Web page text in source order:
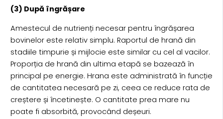
(3) După îngrășare
Amestecul de nutrienți necesar pentru îngrășarea
bovinelor este relativ simplu. Raportul de hrană din
stadiile timpurie și mijlocie este similar cu cel al vacilor.
Proporția de hrană din ultima etapă se bazează în
principal pe energie. Hrana este administrată în funcție
de cantitatea necesară pe zi, ceea ce reduce rata de
creștere și încetinește. O cantitate prea mare nu
poate fi absorbită, provocând deșeuri.